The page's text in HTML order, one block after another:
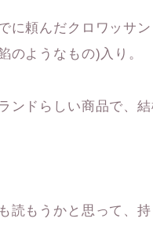
に頼んだクロワッサ
のようなもの)入り。
ンドらしい商品で、
読もうかと思って、